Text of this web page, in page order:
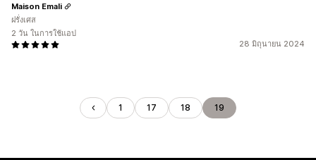
28 มิถุนายน 2024
Maison Emali
ฝรั่งเศส
2 วัน ในการใช้แอป
1 17 18 19